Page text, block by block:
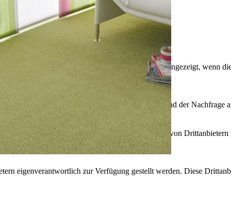
Bestimmte Inhalte von Drittanbietern werden nur angezeigt, wenn
in der Datenschutzerklärung.
und zur Gewährleistung eines konsistenten und der Nachfrage
auch Statistiken, die dem Webseitenbetreiber von
verschiedene Webseiten.
eigenverantwortlich zur Verfügung gestellt werden. Diese